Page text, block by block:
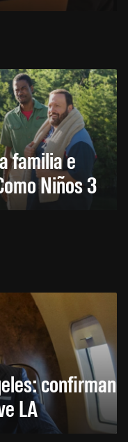
familia e
Niños 3
confirman
LA